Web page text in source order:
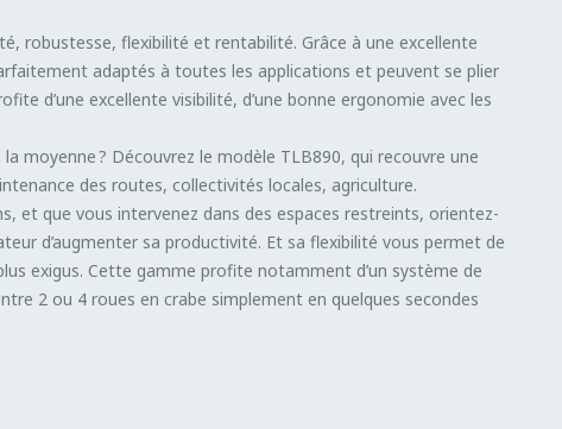
robustesse, flexibilité et rentabilité. Grâce à une excellente
adaptés à toutes les applications et peuvent se plier
d’une excellente visibilité, d’une bonne ergonomie avec les
moyenne ? Découvrez le modèle TLB890, qui recouvre une
des routes, collectivités locales, agriculture.
et que vous intervenez dans des espaces restreints, orientez-
d’augmenter sa productivité. Et sa flexibilité vous permet de
exigus. Cette gamme profite notamment d’un système de
2 ou 4 roues en crabe simplement en quelques secondes